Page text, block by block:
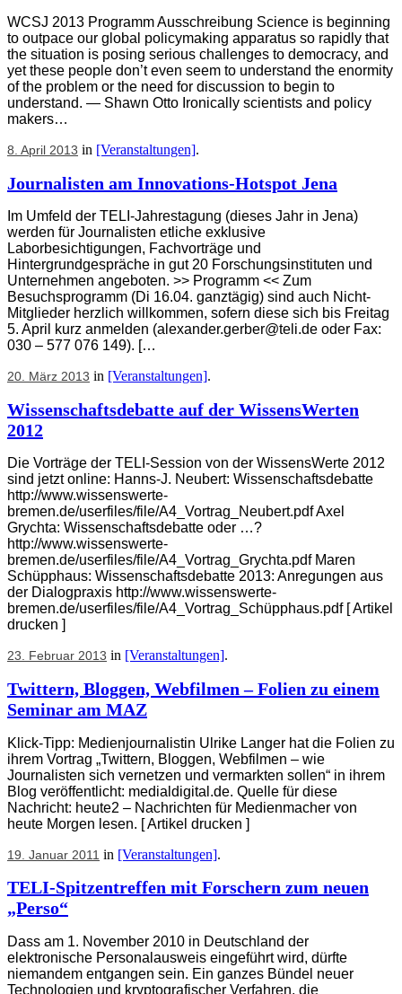
WCSJ 2013 Programm Ausschreibung Science is beginning
to outpace our global policymaking apparatus so rapidly that
the situation is posing serious challenges to democracy, and
yet these people don’t even seem to understand the enormity
of the problem or the need for discussion to begin to
understand. — Shawn Otto Ironically scientists and policy
makers…
8. April 2013 in [Veranstaltungen].
Journalisten am Innovations-Hotspot Jena
Im Umfeld der TELI-Jahrestagung (dieses Jahr in Jena)
werden für Journalisten etliche exklusive
Laborbesichtigungen, Fachvorträge und
Hintergrundgespräche in gut 20 Forschungsinstituten und
Unternehmen angeboten. >> Programm << Zum
Besuchsprogramm (Di 16.04. ganztägig) sind auch Nicht-
Mitglieder herzlich willkommen, sofern diese sich bis Freitag
5. April kurz anmelden (alexander.gerber@teli.de oder Fax:
030 – 577 076 149). […
20. März 2013 in [Veranstaltungen].
Wissenschaftsdebatte auf der WissensWerten
2012
Die Vorträge der TELI-Session von der WissensWerte 2012
sind jetzt online: Hanns-J. Neubert: Wissenschaftsdebatte
http://www.wissenswerte-
bremen.de/userfiles/file/A4_Vortrag_Neubert.pdf Axel
Grychta: Wissenschaftsdebatte oder …?
http://www.wissenswerte-
bremen.de/userfiles/file/A4_Vortrag_Grychta.pdf Maren
Schüpphaus: Wissenschaftsdebatte 2013: Anregungen aus
der Dialogpraxis http://www.wissenswerte-
bremen.de/userfiles/file/A4_Vortrag_Schüpphaus.pdf [ Artikel
drucken ]
23. Februar 2013 in [Veranstaltungen].
Twittern, Bloggen, Webfilmen – Folien zu einem
Seminar am MAZ
Klick-Tipp: Medienjournalistin Ulrike Langer hat die Folien zu
ihrem Vortrag „Twittern, Bloggen, Webfilmen – wie
Journalisten sich vernetzen und vermarkten sollen“ in ihrem
Blog veröffentlicht: medialdigital.de. Quelle für diese
Nachricht: heute2 – Nachrichten für Medienmacher von
heute Morgen lesen. [ Artikel drucken ]
19. Januar 2011 in [Veranstaltungen].
TELI-Spitzentreffen mit Forschern zum neuen
„Perso“
Dass am 1. November 2010 in Deutschland der
elektronische Personalausweis eingeführt wird, dürfte
niemandem entgangen sein. Ein ganzes Bündel neuer
Technologien und kryptografischer Verfahren, die